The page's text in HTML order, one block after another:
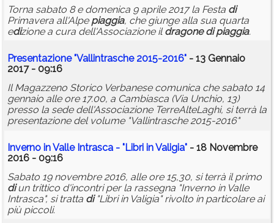
Torna sabato 8 e domenica 9 aprile 2017 la Festa di
Primavera all'Alpe piaggia, che giunge alla sua quarta
edizione a cura dell'Associazione ildragone di piaggia.
Presentazione "Vallintrasche 2015-2016" - 13 Gennaio
2017 - 09:16
Il Magazzeno Storico Verbanese comunica che sabato 14
gennaio alle ore 17.00, a Cambiasca (Via Unchio, 13)
presso la sede dell'Associazione TerreAlteLaghi, si terrà la
presentazione del volume "Vallintrasche 2015-2016"
Inverno in Valle Intrasca - "Libri in Valigia" - 18 Novembre
2016 - 09:16
Sabato 19 novembre 2016, alle ore 15,30, si terrà il primo
diun trittico d'incontri per la rassegna "Inverno in Valle
Intrasca", si tratta di"Libri in Valigia" rivolto in particolare ai
più piccoli.